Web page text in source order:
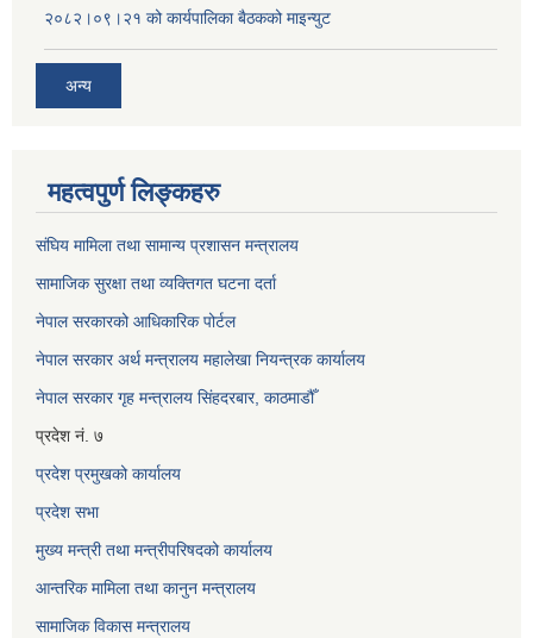
२०८२।०९।२१ को कार्यपालिका बैठकको माइन्युट
अन्य
महत्वपुर्ण लिङ्कहरु
संघिय मामिला तथा सामान्य प्रशासन मन्त्रालय
सामाजिक सुरक्षा तथा व्यक्तिगत घटना दर्ता
नेपाल सरकारको आधिकारिक पोर्टल
नेपाल सरकार अर्थ मन्त्रालय महालेखा नियन्त्रक कार्यालय
नेपाल सरकार गृह मन्त्रालय सिंहदरबार, काठमाडौँ
प्रदेश नं. ७
प्रदेश प्रमुखको कार्यालय
प्रदेश सभा
मुख्य मन्त्री तथा मन्त्रीपरिषदको कार्यालय
आन्तरिक मामिला तथा कानुन मन्त्रालय
सामाजिक विकास मन्त्रालय